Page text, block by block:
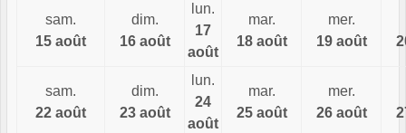
sam.
15 août
dim.
16 août
lun.
17
août
mar.
18 août
mer.
19 août
sam.
22 août
dim.
23 août
lun.
24
août
mar.
25 août
mer.
26 août